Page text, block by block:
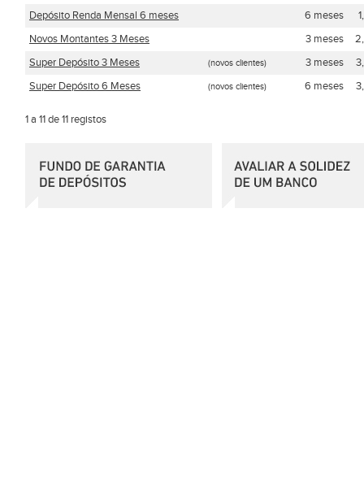
Depósito Renda Mensal 6 meses
6 meses
Novos Montantes 3 Meses
3 meses
Super Depósito 3 Meses
(novos clientes) 3 meses
Super Depósito 6 Meses
(novos clientes) 6 meses
1 a 11 de 11 registos